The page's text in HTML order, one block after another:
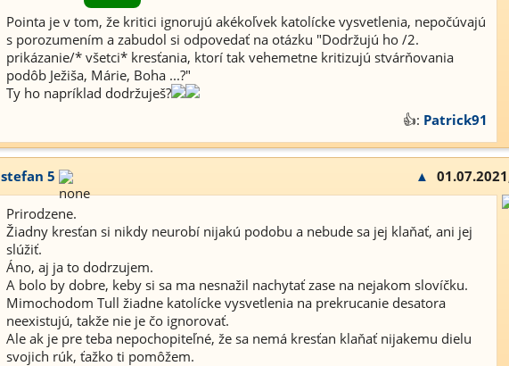
Pointa je v tom, že kritici ignorujú akékoľvek katolícke vysvetlenia, nepočúvajú
s porozumením a zabudol si odpovedať na otázku "Dodržujú ho /2.
prikázanie/* všetci* kresťania, ktorí tak vehemetne kritizujú stvárňovania
podôb Ježiša, Márie, Boha ...?"
Ty ho napríklad dodržuješ?
👍: Patrick91
stefan 5 ▲
Prirodzene.
Žiadny kresťan si nikdy neurobí nijakú podobu a nebude sa jej klaňať, ani jej
slúžiť.
Áno, aj ja to dodrzujem.
A bolo by dobre, keby si sa ma nesnažil nachytať zase na nejakom slovíčku.
Mimochodom Tull žiadne katolícke vysvetlenia na prekrucanie desatora
neexistujú, takže nie je čo ignorovať.
Ale ak je pre teba nepochopiteľné, že sa nemá kresťan klaňať nijakemu dielu
svojich rúk, ťažko ti pomôžem.